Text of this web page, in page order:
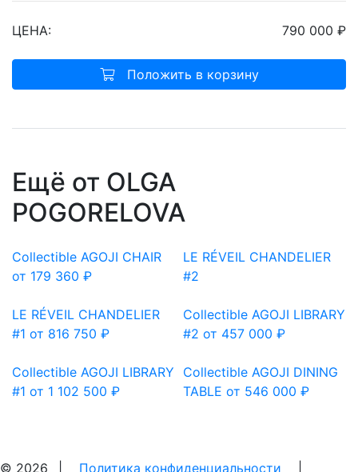
ЦЕНА: 790 000 ₽
Положить в корзину
Ещё от OLGA
POGORELOVA
Сollectible AGOJI CHAIR
от 179 360 ₽
LE RÉVEIL CHANDELIER
#2
LE RÉVEIL CHANDELIER
#1 от 816 750 ₽
Сollectible AGOJI LIBRARY
#2 от 457 000 ₽
Сollectible AGOJI LIBRARY
#1 от 1 102 500 ₽
Сollectible AGOJI DINING
TABLE от 546 000 ₽
© 2026 Политика конфиденциальности